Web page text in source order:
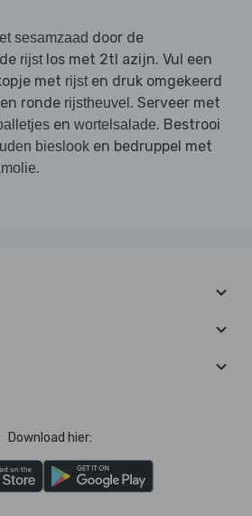
sesamzaad door de
rijstlos met 2tl azijn. Vul een
met rijsten druk omgekeerd
ronde rijstheuvel . Serveer met
en wortelsalade. Bestrooi
bieslook en bedruppel met
.
Download hier: